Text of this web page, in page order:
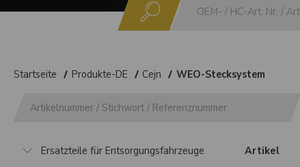
Startseite Produkte-DE Cejn WEO-Stecksystem
Ersatzteile für Entsorgungsfahrzeuge
Artikel